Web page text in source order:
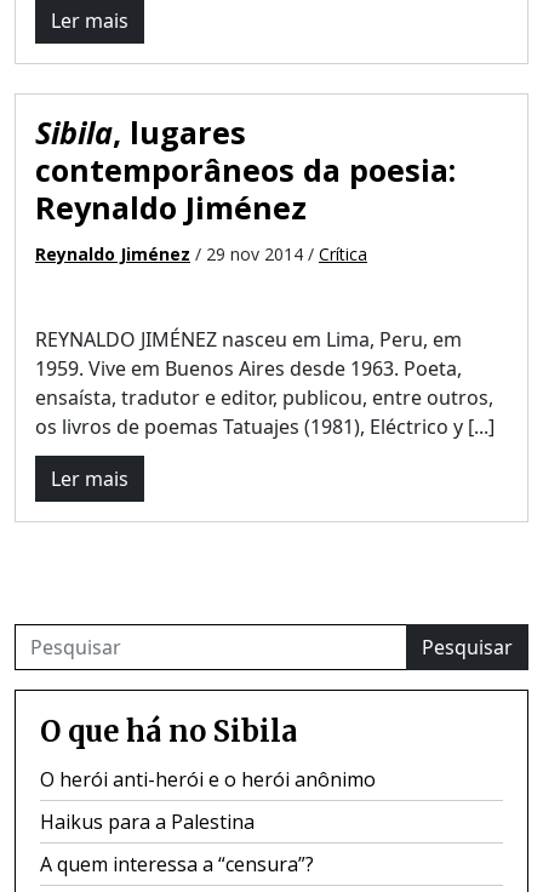
Ler mais
Sibila, lugares
contemporâneos da poesia:
Reynaldo Jiménez
Reynaldo Jiménez / 29 nov 2014 / Crítica
REYNALDO JIMÉNEZ nasceu em Lima, Peru, em
1959. Vive em Buenos Aires desde 1963. Poeta,
ensaísta, tradutor e editor, publicou, entre outros,
os livros de poemas Tatuajes (1981), Eléctrico y [...]
Ler mais
Pesquisar
O que há no Sibila
O herói anti-herói e o herói anônimo
Haikus para a Palestina
A quem interessa a “censura”?